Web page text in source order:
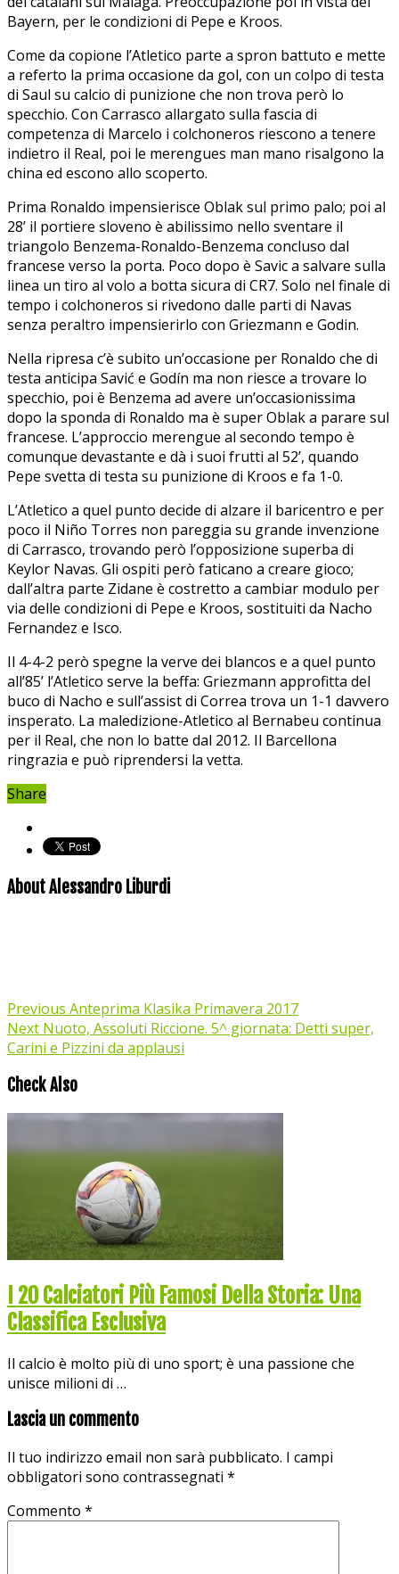
Bayern, per le condizioni di Pepe e Kroos.
Come da copione l’Atletico parte a spron battuto e mette
a referto la prima occasione da gol, con un colpo di testa
di Saul su calcio di punizione che non trova però lo
specchio. Con Carrasco allargato sulla fascia di
competenza di Marcelo i colchoneros riescono a tenere
indietro il Real, poi le merengues man mano risalgono la
china ed escono allo scoperto.
Prima Ronaldo impensierisce Oblak sul primo palo; poi al
28’ il portiere sloveno è abilissimo nello sventare il
triangolo Benzema-Ronaldo-Benzema concluso dal
francese verso la porta. Poco dopo è Savic a salvare sulla
linea un tiro al volo a botta sicura di CR7. Solo nel finale di
tempo i colchoneros si rivedono dalle parti di Navas
senza peraltro impensierirlo con Griezmann e Godin.
Nella ripresa c’è subito un’occasione per Ronaldo che di
testa anticipa Savić e Godín ma non riesce a trovare lo
specchio, poi è Benzema ad avere un’occasionissima
dopo la sponda di Ronaldo ma è super Oblak a parare sul
francese. L’approccio merengue al secondo tempo è
comunque devastante e dà i suoi frutti al 52’, quando
Pepe svetta di testa su punizione di Kroos e fa 1-0.
L’Atletico a quel punto decide di alzare il baricentro e per
poco il Niño Torres non pareggia su grande invenzione
di Carrasco, trovando però l’opposizione superba di
Keylor Navas. Gli ospiti però faticano a creare gioco;
dall’altra parte Zidane è costretto a cambiar modulo per
via delle condizioni di Pepe e Kroos, sostituiti da Nacho
Fernandez e Isco.
Il 4-4-2 però spegne la verve dei blancos e a quel punto
all’85’ l’Atletico serve la beffa: Griezmann approfitta del
buco di Nacho e sull’assist di Correa trova un 1-1 davvero
insperato. La maledizione-Atletico al Bernabeu continua
per il Real, che non lo batte dal 2012. Il Barcellona
ringrazia e può riprendersi la vetta.
Share
About Alessandro Liburdi
Previous Anteprima Klasika Primavera 2017
Next Nuoto, Assoluti Riccione. 5^ giornata: Detti super,
Carini e Pizzini da applausi
Check Also
I 20 Calciatori Più Famosi Della Storia: Una
Classifica Esclusiva
Il calcio è molto più di uno sport; è una passione che
unisce milioni di …
Lascia un commento
Il tuo indirizzo email non sarà pubblicato. I campi
obbligatori sono contrassegnati *
Commento *